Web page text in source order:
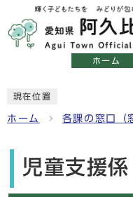
ホーム
現在位置
ホーム 各課の窓口（
児童支援係